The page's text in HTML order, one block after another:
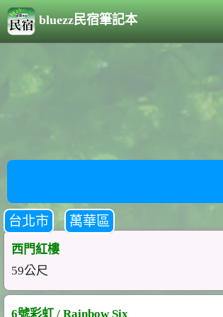
bluezz民宿筆記本
台北市 萬華區
西門紅樓
59公尺
6號彩虹 / Rainbow Six